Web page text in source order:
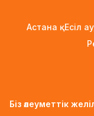
Жүлде қоры
суретшілер
білім гранттары
Астана қ. Есіл
Біз әлеуметтік